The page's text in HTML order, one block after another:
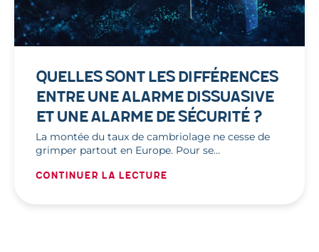
QUELLES SONT LES DIFFÉRENCES
ENTRE UNE ALARME DISSUASIVE
ET UNE ALARME DE SÉCURITÉ ?
La montée du taux de cambriolage ne cesse de
grimper partout en Europe. Pour se…
Continuer la lecture